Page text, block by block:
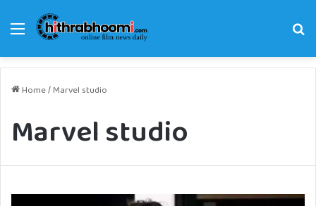
Menu
Home/ Marvel studio
Marvel studio